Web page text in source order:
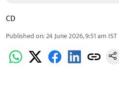
CD
Published on:24 June 2026, 9:51 am IST